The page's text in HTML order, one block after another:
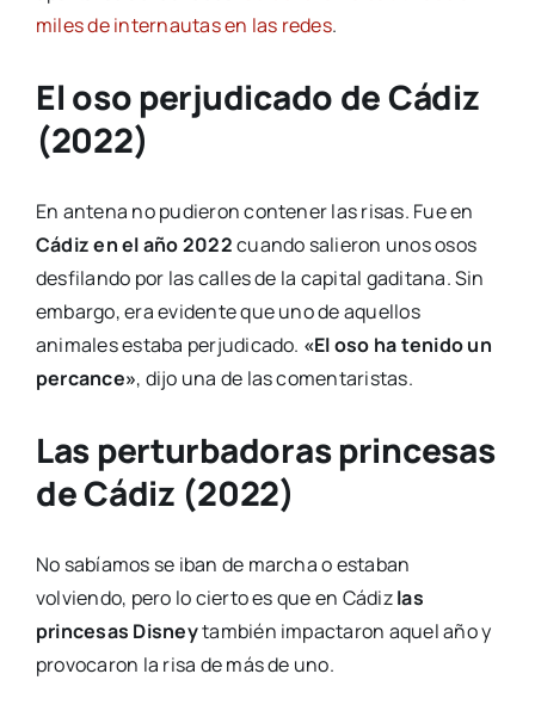
miles de internautas en las redes.
El oso perjudicado de Cádiz
(2022)
En antena no pudieron contener las risas. Fue en
Cádiz en el año 2022cuando salieron unos osos
desfilando por las calles de la capital gaditana. Sin
embargo, era evidente que uno de aquellos
animales estaba perjudicado. «El oso ha tenido un
percance», dijo una de las comentaristas.
Las perturbadoras princesas
de Cádiz (2022)
No sabíamos se iban de marcha o estaban
volviendo, pero lo cierto es que en Cádizlas
princesas Disneytambién impactaron aquel año y
provocaron la risa de más de uno.